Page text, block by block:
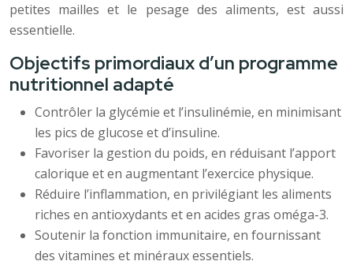
petites mailles et le pesage des aliments, est aussi
essentielle.
Objectifs primordiaux d’un programme
nutritionnel adapté
Contrôler la glycémie et l’insulinémie, en minimisant
les pics de glucose et d’insuline.
Favoriser la gestion du poids, en réduisant l’apport
calorique et en augmentant l’exercice physique.
Réduire l’inflammation, en privilégiant les aliments
riches en antioxydants et en acides gras oméga-3.
Soutenir la fonction immunitaire, en fournissant
des vitamines et minéraux essentiels.